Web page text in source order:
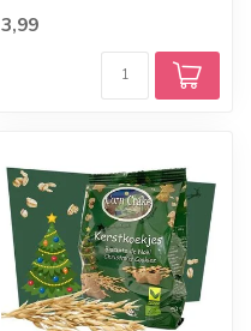
heer...
3,99